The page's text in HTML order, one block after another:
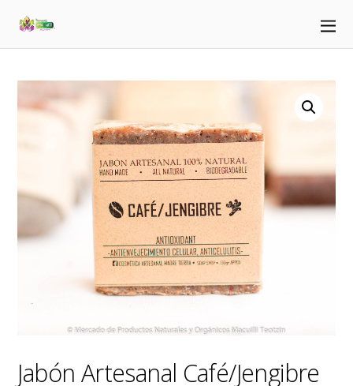
Jabón Artesanal Café/Jengibre